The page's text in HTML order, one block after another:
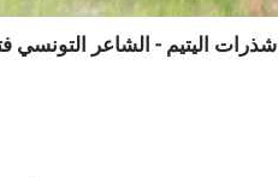
شذرات اليتيم - الشاعر